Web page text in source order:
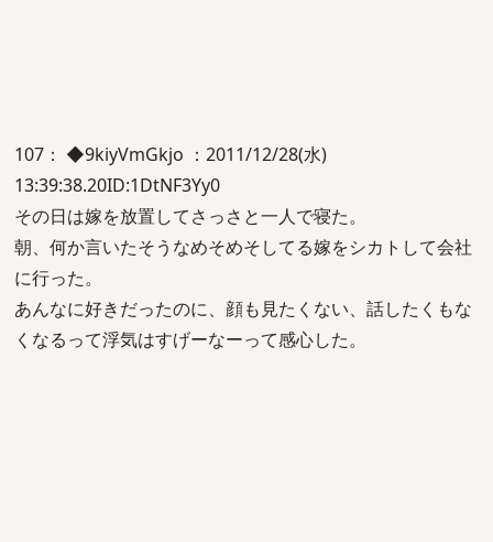
107： ◆9kiyVmGkjo ：2011/12/28(水)
13:39:38.20ID:1DtNF3Yy0
その日は嫁を放置してさっさと一人で寝た。
朝、何か言いたそうなめそめそしてる嫁をシカトして会社
に行った。
あんなに好きだったのに、顔も見たくない、話したくもな
くなるって浮気はすげーなーって感心した。